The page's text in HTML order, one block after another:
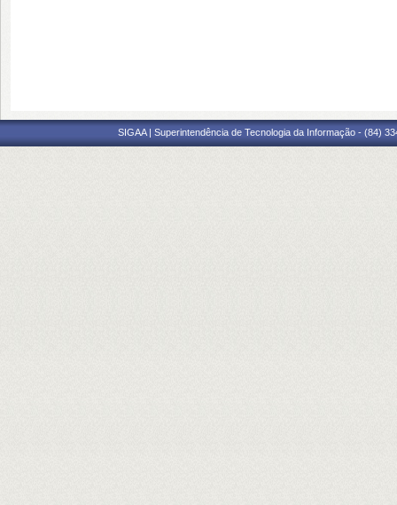
SIGAA | Superintendência de Tecnologia da Informação - (84)